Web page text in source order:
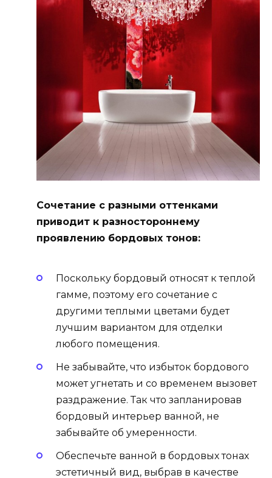
Сочетание с разными оттенками
приводит к разностороннему
проявлению бордовых тонов:
Поскольку бордовый относят к теплой
гамме, поэтому его сочетание с
другими теплыми цветами будет
лучшим вариантом для отделки
любого помещения.
Не забывайте, что избыток бордового
может угнетать и со временем вызовет
раздражение. Так что запланировав
бордовый интерьер ванной, не
забывайте об умеренности.
Обеспечьте ванной в бордовых тонах
эстетичный вид, выбрав в качестве